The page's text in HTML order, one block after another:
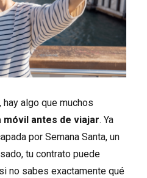
algo que muchos
antes de viajar. Ya
por Semana Santa, un
tu contrato puede
no sabes exactamente qué